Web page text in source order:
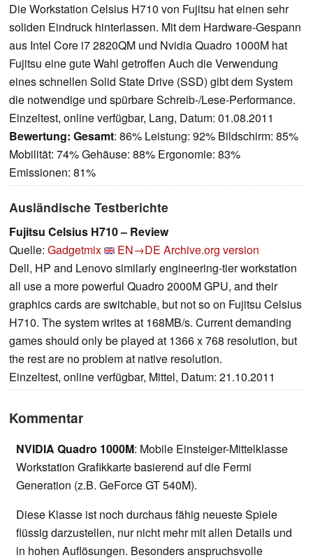
Die Workstation Celsius H710 von Fujitsu hat einen sehr
soliden Eindruck hinterlassen. Mit dem Hardware-Gespann
aus Intel Core i7 2820QM und Nvidia Quadro 1000M hat
Fujitsu eine gute Wahl getroffen Auch die Verwendung
eines schnellen Solid State Drive (SSD) gibt dem System
die notwendige und spürbare Schreib-/Lese-Performance.
Einzeltest, online verfügbar, Lang, Datum: 01.08.2011
Bewertung: Gesamt: 86% Leistung: 92% Bildschirm: 85%
Mobilität: 74% Gehäuse: 88% Ergonomie: 83%
Emissionen: 81%
Ausländische Testberichte
Fujitsu Celsius H710 – Review
Quelle: Gadgetmix EN→DE Archive.org version
Dell, HP and Lenovo similarly engineering-tier workstation
all use a more powerful Quadro 2000M GPU, and their
graphics cards are switchable, but not so on Fujitsu Celsius
H710. The system writes at 168MB/s. Current demanding
games should only be played at 1366 x 768 resolution, but
the rest are no problem at native resolution.
Einzeltest, online verfügbar, Mittel, Datum: 21.10.2011
Kommentar
NVIDIA Quadro 1000M: Mobile Einsteiger-Mittelklasse
Workstation Grafikkarte basierend auf die Fermi
Generation (z.B. GeForce GT 540M).
Diese Klasse ist noch durchaus fähig neueste Spiele
flüssig darzustellen, nur nicht mehr mit allen Details und
in hohen Auflösungen. Besonders anspruchsvolle